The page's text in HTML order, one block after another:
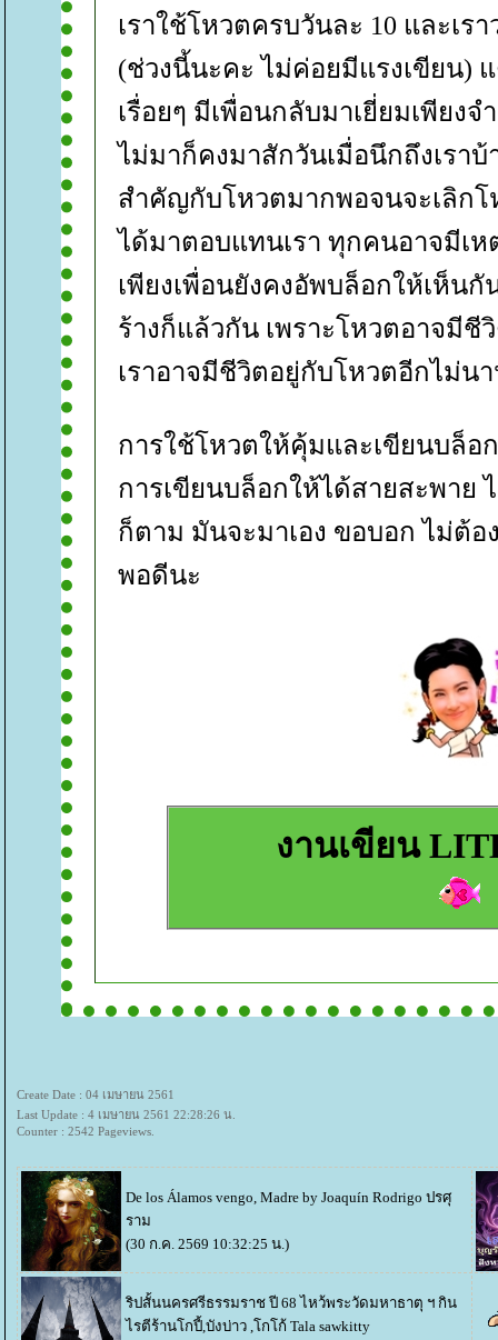
เราใช้โหวตครบวันละ 10 และเร
(ช่วงนี้นะคะ ไม่ค่อยมีแรงเขียน)
เรื่อยๆ มีเพื่อนกลับมาเยี่ยมเพียง
ไม่มาก็คงมาสักวันเมื่อนึกถึงเราบ้
สำคัญกับโหวตมากพอจนจะเลิกโ
ได้มาตอบแทนเรา ทุกคนอาจมีเห
เพียงเพื่อนยังคงอัพบล็อกให้เห็น
ร้างก็แล้วกัน เพราะโหวตอาจมีชี
เราอาจมีชีวิตอยู่กับโหวตอีกไม่น
การใช้โหวตให้คุ้มและเขียนบล็อ
การเขียนบล็อกให้ได้สายสะพาย
ก็ตาม มันจะมาเอง ขอบอก ไม่ต้อ
พอดีนะ
งานเขียน
Create Date : 04 เมษายน 2561
Last Update : 4 เมษายน 2561 22:28:26 น.
Counter : 2542 Pageviews.
De los Álamos vengo, Madre by Joaquín Rodrigo ปรศุ
ราม
(30 ก.ค. 2569 10:32:25 น.)
ริปสั้นนครศรีธรรมราช ปี 68 ไหว้พระวัดมหาธาตุ ฯ กิน
ไรตีร้านโกปี้,บังบ่าว ,โกโก้ Tala sawkitty